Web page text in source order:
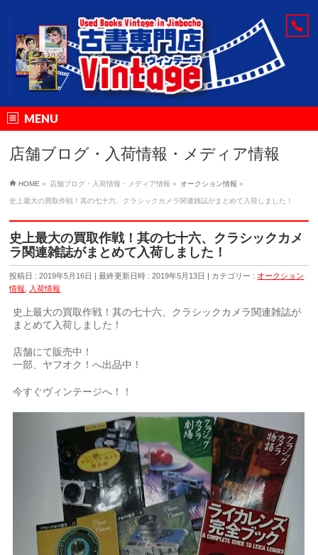
MENU
店舗ブログ・入荷情報・メディア情報
HOME » 店舗ブログ・入荷情報・メディア情報 » オークション情報 »
史上最大の買取作戦！其の七十六、クラシックカメラ関連雑誌がまとめて入荷しました！
史上最大の買取作戦！其の七十六、クラシックカメ
ラ関連雑誌がまとめて入荷しました！
投稿日 : 2019年5月16日 最終更新日時 : 2019年5月13日 カテゴリー : オークション
情報, 入荷情報
史上最大の買取作戦！其の七十六、クラシックカメラ関連雑誌が
まとめて入荷しました！
店舗にて販売中！
一部、ヤフオク！へ出品中！
今すぐヴィンテージへ！！